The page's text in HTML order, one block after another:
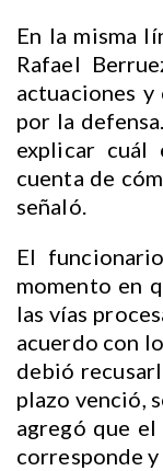
En la misma
Rafael
actuaciones
por la
explicar cuál
cuenta de
señaló.
El
momento en
las vías
acuerdo con
debió
plazo venció,
agregó que
corresponde